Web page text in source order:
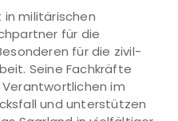
in militärischen
für die
für die zivil-
Seine Fachkräfte
im
und unterstützen